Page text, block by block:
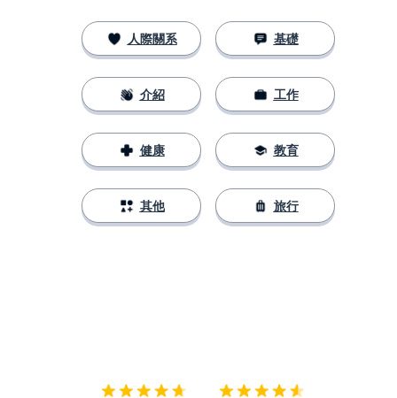
人際關系
介紹
健康
其他
基礎
工作
教育
旅行